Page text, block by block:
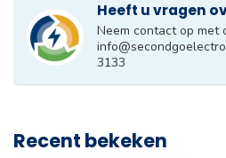
Heeft u vragen
Neem contact op met
3133
Recent bekeken